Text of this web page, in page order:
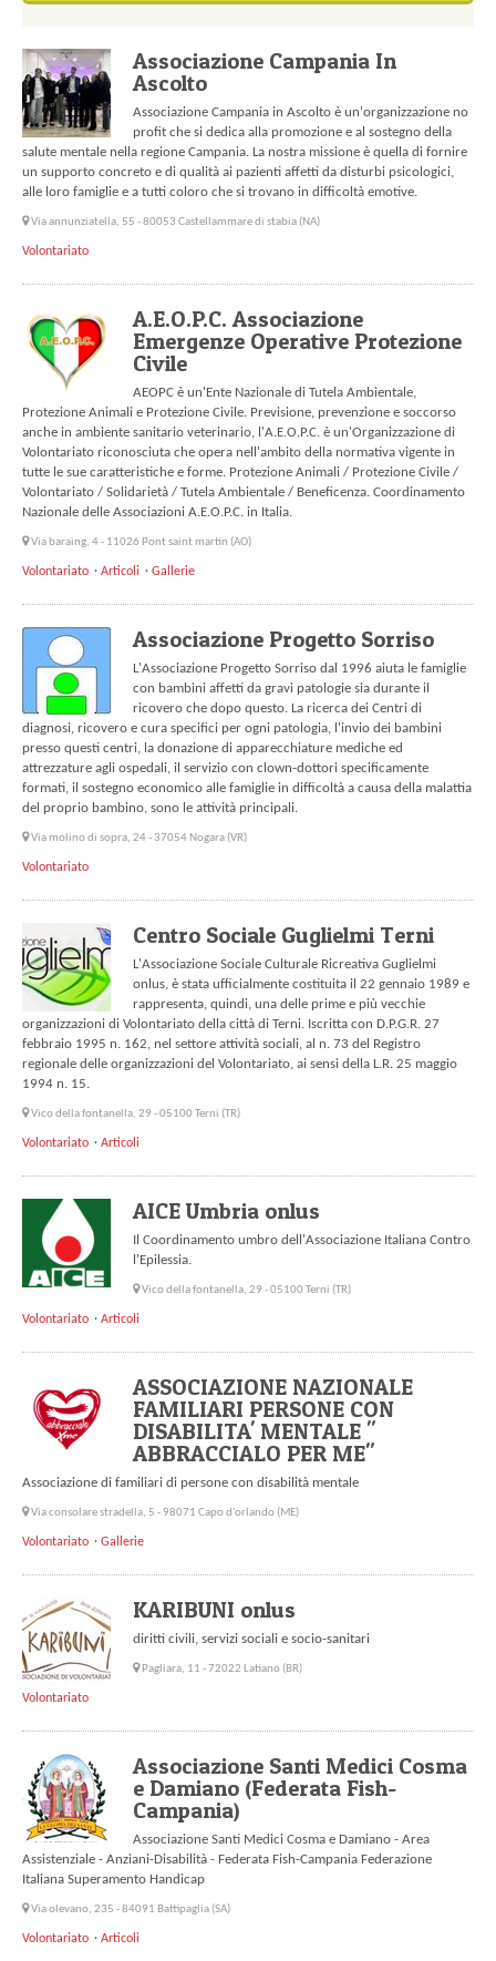
Associazione Campania In
Ascolto
Associazione Campania in Ascolto è un'organizzazione no
profit che si dedica alla promozione e al sostegno della
salute mentale nella regione Campania. La nostra missione è quella di fornire
un supporto concreto e di qualità ai pazienti affetti da disturbi psicologici,
alle loro famiglie e a tutti coloro che si trovano in difficoltà emotive.
Via annunziatella, 55 - 80053 Castellammare di stabia (NA)
Volontariato
A.E.O.P.C. Associazione
Emergenze Operative Protezione
Civile
AEOPC è un'Ente Nazionale di Tutela Ambientale,
Protezione Animali e Protezione Civile. Previsione, prevenzione e soccorso
anche in ambiente sanitario veterinario, l'A.E.O.P.C. è un'Organizzazione di
Volontariato riconosciuta che opera nell'ambito della normativa vigente in
tutte le sue caratteristiche e forme. Protezione Animali / Protezione Civile /
Volontariato / Solidarietà / Tutela Ambientale / Beneficenza. Coordinamento
Nazionale delle Associazioni A.E.O.P.C. in Italia.
Via baraing, 4 - 11026 Pont saint martin (AO)
Volontariato Articoli Gallerie
Associazione Progetto Sorriso
L'Associazione Progetto Sorriso dal 1996 aiuta le famiglie
con bambini affetti da gravi patologie sia durante il
ricovero che dopo questo. La ricerca dei Centri di
diagnosi, ricovero e cura specifici per ogni patologia, l'invio dei bambini
presso questi centri, la donazione di apparecchiature mediche ed
attrezzature agli ospedali, il servizio con clown-dottori specificamente
formati, il sostegno economico alle famiglie in difficoltà a causa della malattia
del proprio bambino, sono le attività principali.
Via molino di sopra, 24 - 37054 Nogara (VR)
Volontariato
Centro Sociale Guglielmi Terni
L'Associazione Sociale Culturale Ricreativa Guglielmi
onlus, è stata ufficialmente costituita il 22 gennaio 1989 e
rappresenta, quindi, una delle prime e più vecchie
organizzazioni di Volontariato della città di Terni. Iscritta con D.P.G.R. 27
febbraio 1995 n. 162, nel settore attività sociali, al n. 73 del Registro
regionale delle organizzazioni del Volontariato, ai sensi della L.R. 25 maggio
1994 n. 15.
Vico della fontanella, 29 - 05100 Terni (TR)
Volontariato Articoli
AICE Umbria onlus
Il Coordinamento umbro dell'Associazione Italiana Contro
l'Epilessia.
Vico della fontanella, 29 - 05100 Terni (TR)
Volontariato Articoli
ASSOCIAZIONE NAZIONALE
FAMILIARI PERSONE CON
DISABILITA' MENTALE "
ABBRACCIALO PER ME"
Associazione di familiari di persone con disabilità mentale
Via consolare stradella, 5 - 98071 Capo d'orlando (ME)
Volontariato Gallerie
KARIBUNI onlus
diritti civili, servizi sociali e socio-sanitari
Pagliara, 11 - 72022 Latiano (BR)
Volontariato
Associazione Santi Medici Cosma
e Damiano (Federata Fish-
Campania)
Associazione Santi Medici Cosma e Damiano - Area
Assistenziale - Anziani-Disabilità - Federata Fish-Campania Federazione
Italiana Superamento Handicap
Via olevano, 235 - 84091 Battipaglia (SA)
Volontariato Articoli